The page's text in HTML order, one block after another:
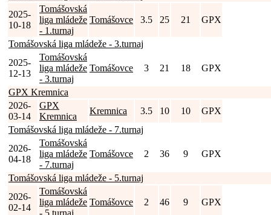
2025-
10-18
Tomášovská
liga mládeže
- 1.turnaj
Tomášovce 3.5 25 21 GPX
Tomášovská liga mládeže - 3.turnaj
2025-
12-13
Tomášovská
liga mládeže
- 3.turnaj
Tomášovce 3 21 18 GPX
GPX Kremnica
2026-
03-14
GPX
Kremnica
Kremnica 3.5 10 10
GPX
Tomášovská liga mládeže - 7.turnaj
2026-
04-18
Tomášovská
liga mládeže
- 7.turnaj
Tomášovce 2 36 9 GPX
Tomášovská liga mládeže - 5.turnaj
2026-
02-14
Tomášovská
liga mládeže
- 5.turnaj
Tomášovce 2 46 9 GPX